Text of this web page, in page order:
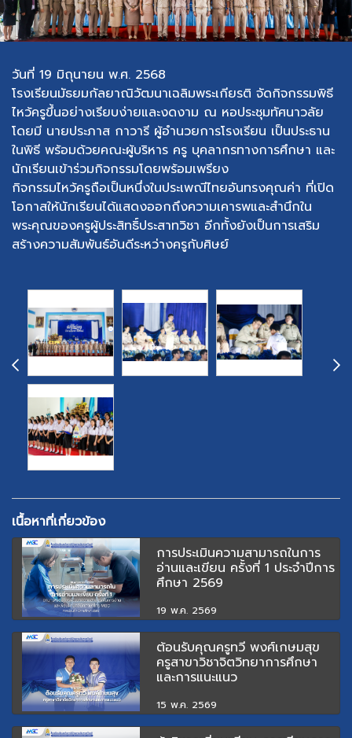
วันที่ 19 มิถุนายน พ.ศ. 2568
โรงเรียนมัธยมกัลยาณิวัฒนาเฉลิมพระเกียรติ จัดกิจกรรมพิธี
ไหว้ครูขึ้นอย่างเรียบง่ายและงดงาม ณ หอประชุมทัศนาวลัย
โดยมี นายประภาส กาวารี ผู้อำนวยการโรงเรียน เป็นประธาน
ในพิธี พร้อมด้วยคณะผู้บริหาร ครู บุคลากรทางการศึกษา และ
นักเรียนเข้าร่วมกิจกรรมโดยพร้อมเพรียง
กิจกรรมไหว้ครูถือเป็นหนึ่งในประเพณีไทยอันทรงคุณค่า ที่เปิด
โอกาสให้นักเรียนได้แสดงออกถึงความเคารพและสำนึกใน
พระคุณของครูผู้ประสิทธิ์ประสาทวิชา อีกทั้งยังเป็นการเสริม
สร้างความสัมพันธ์อันดีระหว่างครูกับศิษย์
เนื้อหาที่เกี่ยวข้อง
การประเมินความสามารถในการ
อ่านและเขียน ครั้งที่ 1 ประจำปีการ
ศึกษา 2569
19 พ.ค. 2569
ต้อนรับคุณครูทวี พงศ์เกษมสุข
ครูสาขาวิชาจิตวิทยาการศึกษา
และการแนะแนว
15 พ.ค. 2569